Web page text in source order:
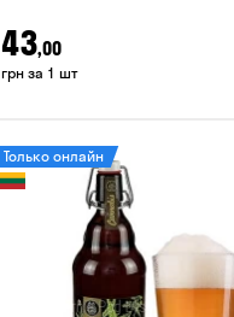
43,00
грн за 1 шт
Только онлайн